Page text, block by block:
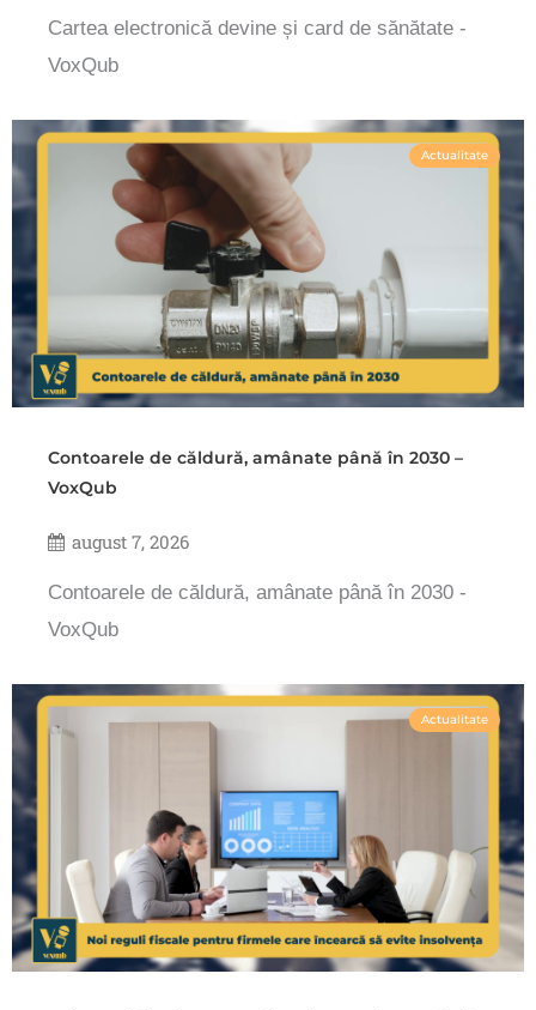
Cartea electronică devine și card de sănătate -
VoxQub
Actualitate
Contoarele de căldură, amânate până în 2030 –
VoxQub
august 7, 2026
Contoarele de căldură, amânate până în 2030 -
VoxQub
Actualitate